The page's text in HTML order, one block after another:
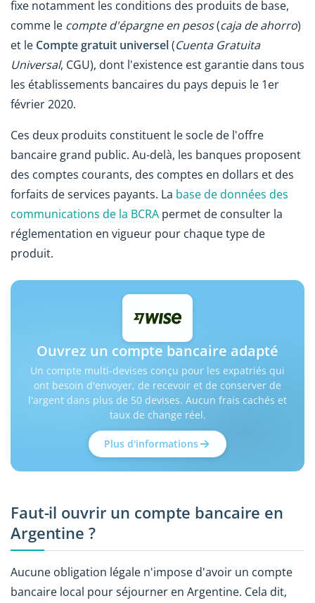
fixe notamment les conditions des produits de base,
comme le compte d'épargne en pesos(caja de ahorro)
et le Compte gratuit universel(Cuenta Gratuita
Universal, CGU), dont l'existence est garantie dans tous
les établissements bancaires du pays depuis le 1er
février 2020.
Ces deux produits constituent le socle de l'offre
bancaire grand public. Au-delà, les banques proposent
des comptes courants, des comptes en dollars et des
forfaits de services payants. La base de données des
communications de la BCRA permet de consulter la
réglementation en vigueur pour chaque type de
produit.
Ouvrez un compte bancaire adapté
Un compte multi-devises conçu pour les expatriés qui
ont besoin d'envoyer, de recevoir et de conserver de
l'argent dans plus de 50 devises. Aucun frais cachés et
taux de change réel.
Plus d'informations
Faut-il ouvrir un compte bancaire en
Argentine ?
Aucune obligation légale n'impose d'avoir un compte
bancaire local pour séjourner en Argentine. Cela dit,